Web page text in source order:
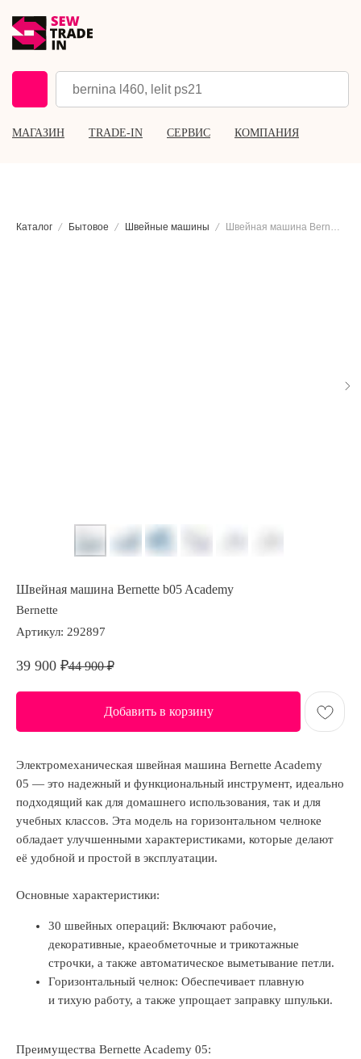
МАГАЗИН TRADE-IN СЕРВИС КОМПАНИЯ
Каталог Бытовое Швейные машины Швейная машина Bernette b05 Academy
Швейная машина Bernette b05 Academy
Bernette
Артикул: 292897
39 900 ₽44 900 ₽
Добавить в корзину
Электромеханическая швейная машина Bernette Academy
05 — это надежный и функциональный инструмент, идеально
подходящий как для домашнего использования, так и для
учебных классов. Эта модель на горизонтальном челноке
обладает улучшенными характеристиками, которые делают
её удобной и простой в эксплуатации.
Основные характеристики:
30 швейных операций: Включают рабочие,
декоративные, краеобметочные и трикотажные
строчки, а также автоматическое выметывание петли.
Горизонтальный челнок: Обеспечивает плавную
и тихую работу, а также упрощает заправку шпульки.
Преимущества Bernette Academy 05: